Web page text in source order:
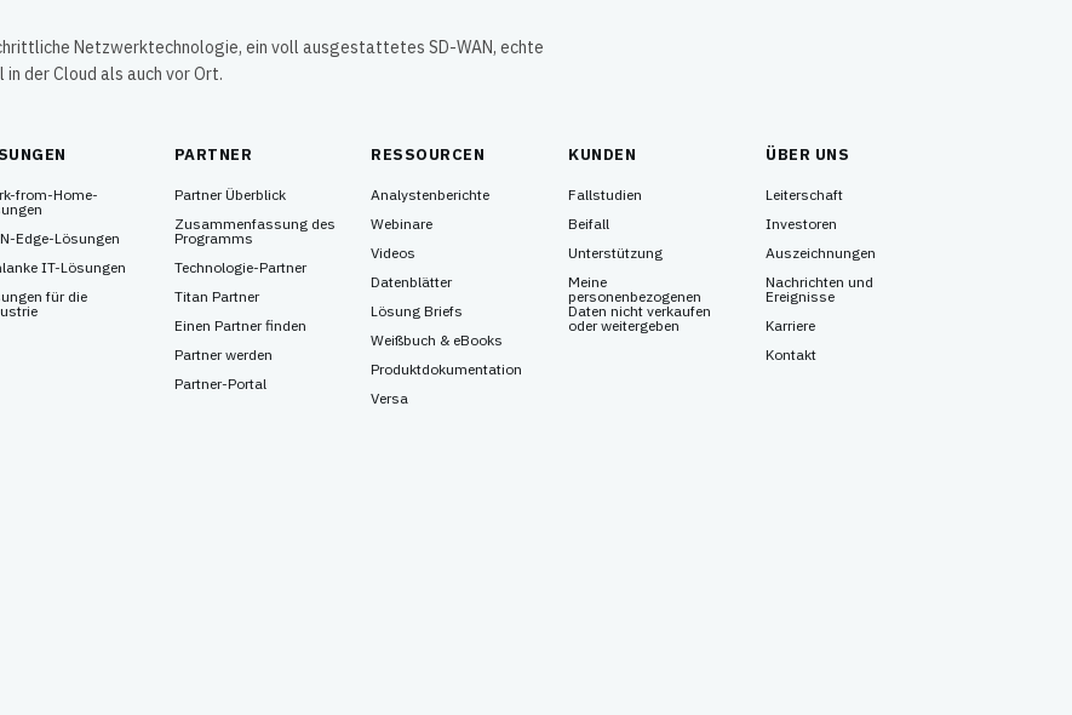
Netzwerktechnologie, ein voll ausgestattetes SD-WAN, echte
der Cloud als auch vor Ort.
from-Home-
Edge-Lösungen
IT-Lösungen
für die
PARTNER
Partner Überblick
Zusammenfassung des
Programms
Technologie-Partner
Titan Partner
Einen Partner finden
Partner werden
Partner-Portal
RESSOURCEN
Analystenberichte
Webinare
Videos
Datenblätter
Lösung Briefs
Weißbuch & eBooks
Produktdokumentation
Versa
KUNDEN
Fallstudien
Beifall
Unterstützung
Meine
personenbezogenen
Daten nicht verkaufen
oder weitergeben
ÜBER UNS
Leiterschaft
Investoren
Auszeichnungen
Nachrichten und
Ereignisse
Karriere
Kontakt